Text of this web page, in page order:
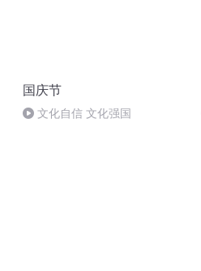
国庆节
文化自信 文化强国